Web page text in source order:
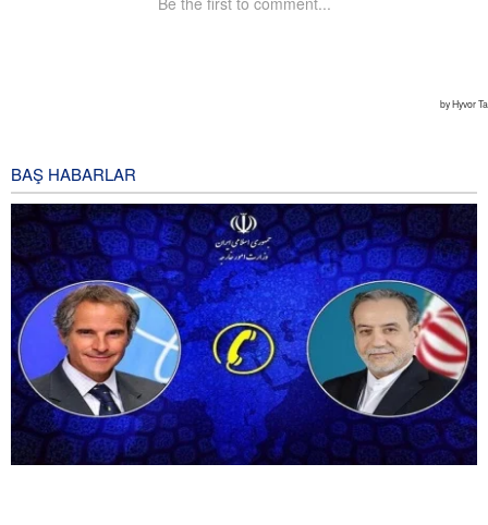
BAŞ HABARLAR